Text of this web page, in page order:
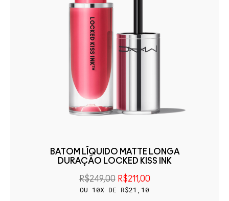
BATOM LÍQUIDO MATTE LONGA
DURAÇÃO LOCKED KISS INK
R$249,00 R$211,00
OU 10X DE R$21,10